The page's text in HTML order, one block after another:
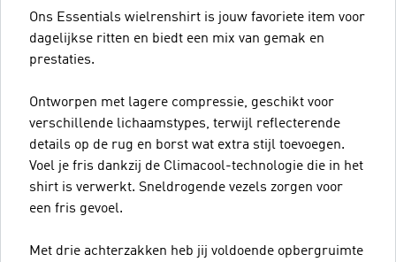
Ons Essentials wielrenshirt is jouw favoriete item voor
dagelijkse ritten en biedt een mix van gemak en
prestaties.
Ontworpen met lagere compressie, geschikt voor
verschillende lichaamstypes, terwijl reflecterende
details op de rug en borst wat extra stijl toevoegen.
Voel je fris dankzij de Climacool-technologie die in het
shirt is verwerkt. Sneldrogende vezels zorgen voor
een fris gevoel.
Met drie achterzakken heb jij voldoende opbergruimte